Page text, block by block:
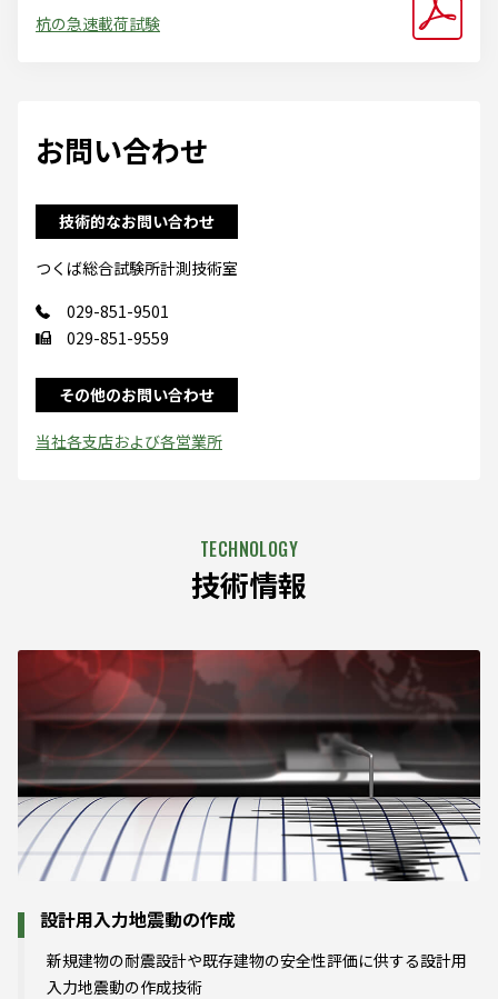
杭の急速載荷試験
お問い合わせ
技術的なお問い合わせ
つくば総合試験所計測技術室
029-851-9501
029-851-9559
その他のお問い合わせ
当社各支店および各営業所
技術情報
設計用入力地震動の作成
新規建物の耐震設計や既存建物の安全性評価に供する設計用
入力地震動の作成技術